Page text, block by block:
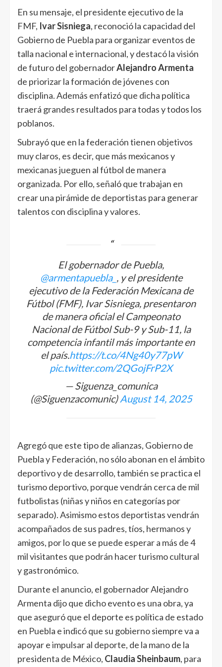
En su mensaje, el presidente ejecutivo de la
FMF, Ivar Sisniega, reconoció la capacidad del
Gobierno de Puebla para organizar eventos de
talla nacional e internacional, y destacó la visión
de futuro del gobernadorAlejandro Armenta
de priorizar la formación de jóvenes con
disciplina. Además enfatizó que dicha política
traerá grandes resultados para todas y todos los
poblanos.
Subrayó que en la federación tienen objetivos
muy claros, es decir, que más mexicanos y
mexicanas jueguen al fútbol de manera
organizada. Por ello, señaló que trabajan en
crear una pirámide de deportistas para generar
talentos con disciplina y valores.
El gobernador de Puebla,
@armentapuebla_ , y el presidente
ejecutivo de la Federación Mexicana de
Fútbol (FMF), Ivar Sisniega, presentaron
de manera oficial el Campeonato
Nacional de Fútbol Sub-9 y Sub-11, la
competencia infantil más importante en
el país.https://t.co/4Ng40y77pW
pic.twitter.com/2QGojFrP2X
— Siguenza_comunica
(@Siguenzacomunic)August 14, 2025
Agregó que este tipo de alianzas, Gobierno de
Puebla y Federación, no sólo abonan en el ámbito
deportivo y de desarrollo, también se practica el
turismo deportivo, porque vendrán cerca de mil
futbolistas (niñas y niños en categorías por
separado). Asimismo estos deportistas vendrán
acompañados de sus padres, tíos, hermanos y
amigos, por lo que se puede esperar a más de 4
mil visitantes que podrán hacer turismo cultural
y gastronómico.
Durante el anuncio, el gobernador Alejandro
Armenta dijo que dicho evento es una obra, ya
que aseguró que el deporte es política de estado
en Puebla e indicó que su gobierno siempre va a
apoyar e impulsar al deporte, de la mano de la
presidenta de México, Claudia Sheinbaum, para